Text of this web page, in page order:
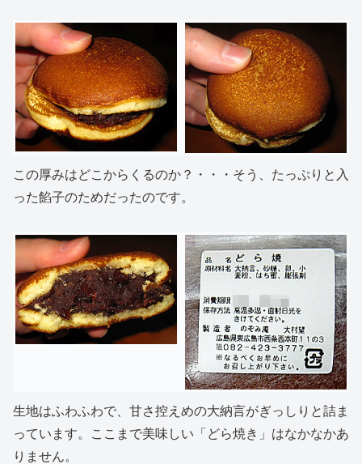
この厚みはどこからくるのか？・・・そう、たっぷりと入
った餡子のためだったのです。
生地はふわふわで、甘さ控えめの大納言がぎっしりと詰ま
っています。ここまで美味しい「どら焼き」はなかなかあ
りません。